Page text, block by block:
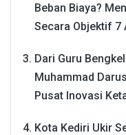
Beban Biaya?
Secara Objektif 7
Dari Guru
Muhammad
Pusat Inovasi
Kota Kediri Ukir